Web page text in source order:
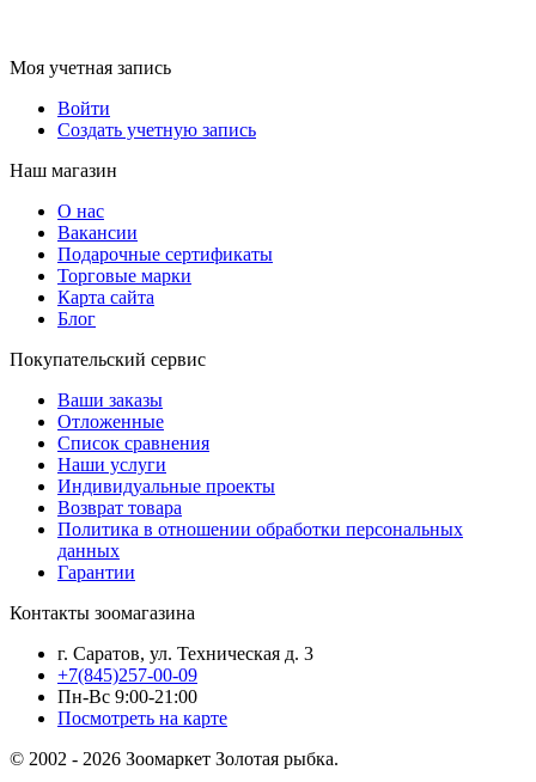
Моя учетная запись
Войти
Создать учетную запись
Наш магазин
О нас
Вакансии
Подарочные сертификаты
Торговые марки
Карта сайта
Блог
Покупательский сервис
Ваши заказы
Отложенные
Список сравнения
Наши услуги
Индивидуальные проекты
Возврат товара
Политика в отношении обработки персональных
данных
Гарантии
Контакты зоомагазина
г. Саратов, ул. Техническая д. 3
+7(845)257-00-09
Пн-Вс 9:00-21:00
Посмотреть на карте
© 2002 - 2026 Зоомаркет Золотая рыбка.